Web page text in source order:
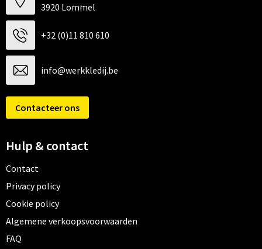
3920 Lommel
+32 (0)11 810 610
info@werkkledij.be
Contacteer ons
Hulp & contact
Contact
Privacy policy
Cookie policy
Algemene verkoopsvoorwaarden
FAQ